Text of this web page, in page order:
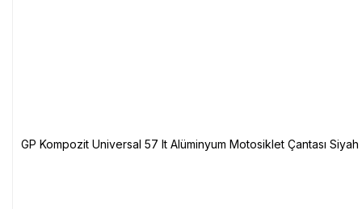
GP Kompozit Universal 57 lt Alüminyum Motosiklet Çantası Siyah